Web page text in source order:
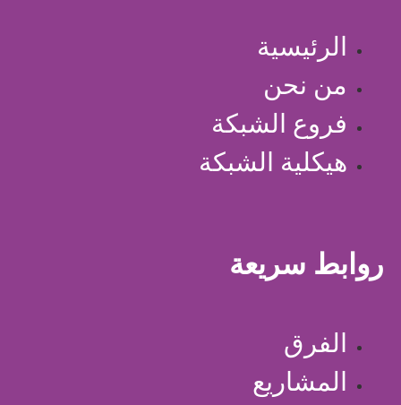
الرئيسية
من نحن
فروع الشبكة
هيكلية الشبكة
روابط سريعة
الفرق
المشاريع